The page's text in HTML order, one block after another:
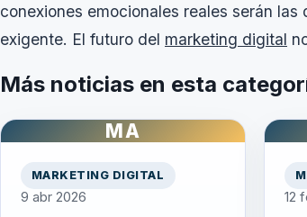
conexiones emocionales reales serán
exigente. El futuro del marketing digital
Más noticias en esta
MA
MARKETING DIGITAL
9 abr 2026 12